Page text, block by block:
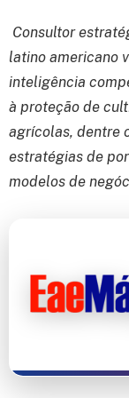
Consultor
latino americano
inteligência
à proteção de
agrícolas, dentre
estratégias de
modelos de